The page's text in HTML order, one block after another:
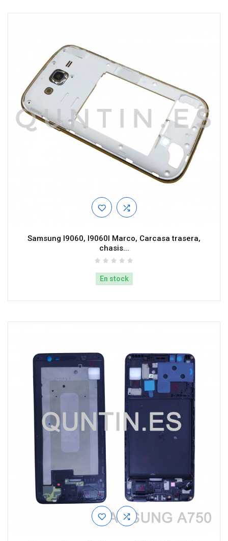
Samsung I9060, I9060I Marco, Carcasa trasera,
chasis...
En stock